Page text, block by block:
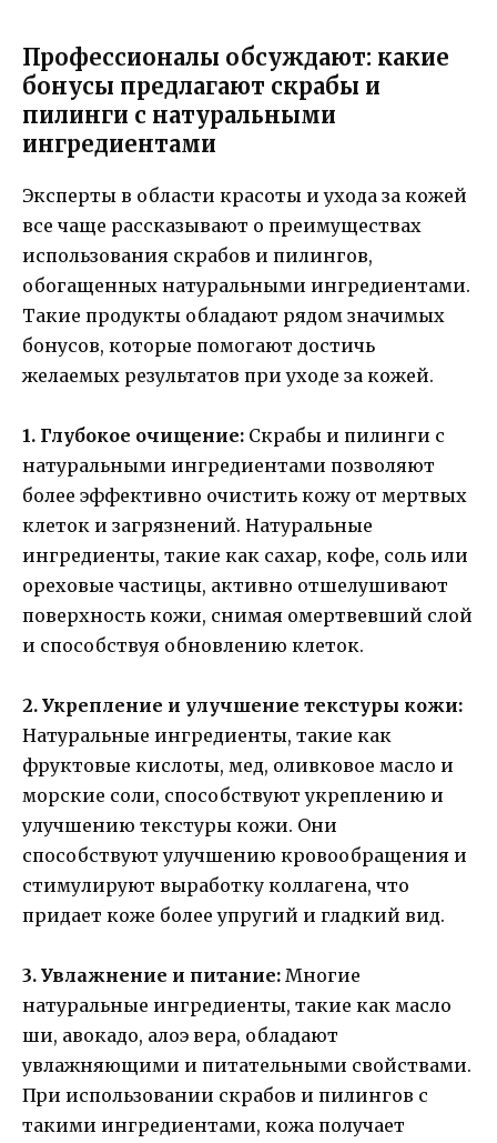
Профессионалы обсуждают: какие
бонусы предлагают скрабы и
пилинги с натуральными
ингредиентами
Эксперты в области красоты и ухода за кожей
все чаще рассказывают о преимуществах
использования скрабов и пилингов,
обогащенных натуральными ингредиентами.
Такие продукты обладают рядом значимых
бонусов, которые помогают достичь
желаемых результатов при уходе за кожей.
1. Глубокое очищение: Скрабы и пилинги с
натуральными ингредиентами позволяют
более эффективно очистить кожу от мертвых
клеток и загрязнений. Натуральные
ингредиенты, такие как сахар, кофе, соль или
ореховые частицы, активно отшелушивают
поверхность кожи, снимая омертвевший слой
и способствуя обновлению клеток.
2. Укрепление и улучшение текстуры кожи:
Натуральные ингредиенты, такие как
фруктовые кислоты, мед, оливковое масло и
морские соли, способствуют укреплению и
улучшению текстуры кожи. Они
способствуют улучшению кровообращения и
стимулируют выработку коллагена, что
придает коже более упругий и гладкий вид.
3. Увлажнение и питание: Многие
натуральные ингредиенты, такие как масло
ши, авокадо, алоэ вера, обладают
увлажняющими и питательными свойствами.
При использовании скрабов и пилингов с
такими ингредиентами, кожа получает